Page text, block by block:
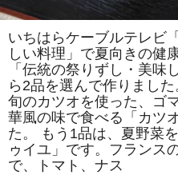
習
会」
を
行
い
ま
た
は
いちはらケーブルテレビ
しい料理」で夏向きの健
「伝統の祭りずし・美味
ら2品を選んで作りまし
旬のカツオを使った、ゴ
華風の味で食べる「カツ
た。 もう1品は、夏野菜
ゥイユ」です。フランス
で、トマト、ナス